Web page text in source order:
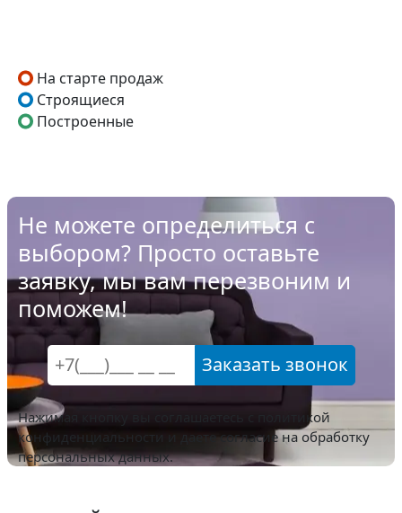
На старте продаж
Строящиеся
Построенные
Не можете определиться с
выбором? Просто оставьте
заявку, мы вам перезвоним и
поможем!
Заказать звонок
Нажимая кнопку вы соглашаетесь с
политикой
конфиденциальности и даете согласие на обработку
персональных данных.